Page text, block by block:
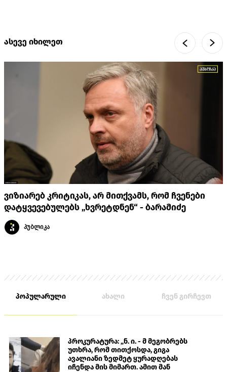
ასევე იხილეთ
ვიზიარებ კრიტიკას, არ მითქვამს, რომ ჩვენები
დატყვევებულებს „ხვრეტდნენ“ - ბარამიძე
პუბლიკა
პოპულარული ახალი ჩვენ გირჩევთ
პროკურატურა: „ნ. ი. - მ მეგობრებს
უთხრა, რომ თითქოსდა, გიგა
ავალიანი ზედმეტ ყურადღებას
იჩენდა მის მიმართ. ამით მან